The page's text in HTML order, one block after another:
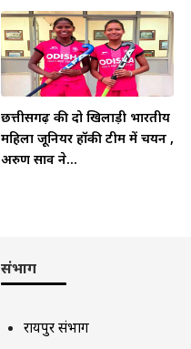
छत्तीसगढ़ की दो खिलाड़ी भारतीय
महिला जूनियर हॉकी टीम में चयन ,
अरुण साव ने...
संभाग
रायपुर संभाग